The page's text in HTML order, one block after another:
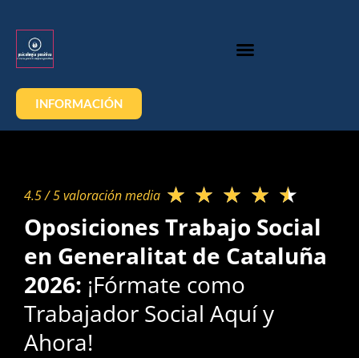
INFORMACIÓN
4.5 / 5 valoración media​ ★ ★ ★ ★ ★
Oposiciones Trabajo Social
en Generalitat de Cataluña
2026: ¡Fórmate como
Trabajador Social Aquí y
Ahora!